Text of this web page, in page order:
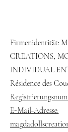
Firmenidentität:
CREATIONS,
INDIVIDUAL
Résidence des
E-Mail-Adresse: